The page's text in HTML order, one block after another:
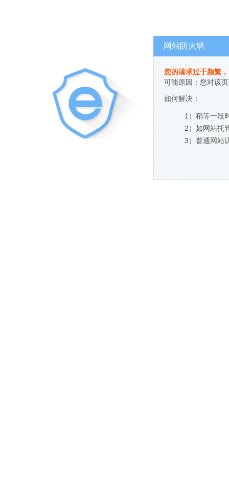
网站防火墙
您的请求过于频繁
可能原因：您对该
如何解决：
1）稍等一段
2）如网站托
3）普通网站